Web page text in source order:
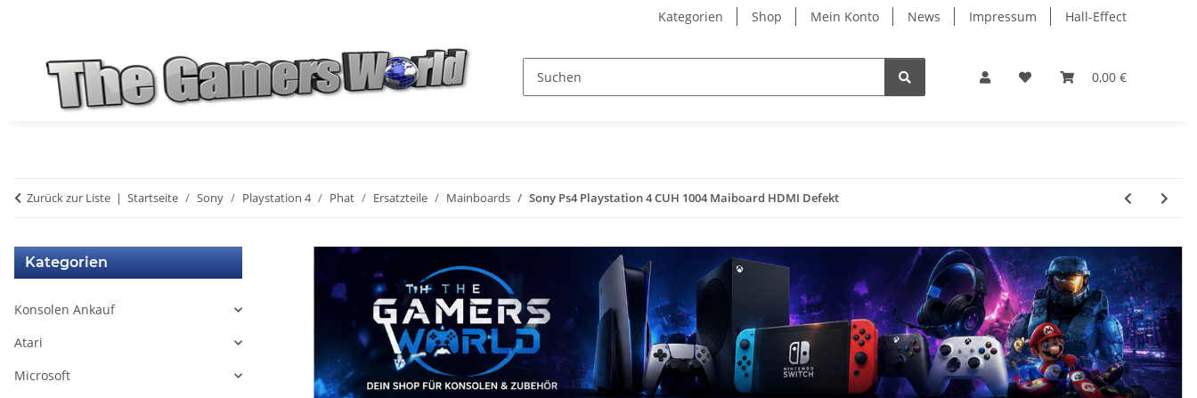
Kategorien Shop Mein Konto News Impressum Hall-Effect
0,00 €
Zurück zur Liste Startseite Sony Playstation 4 Phat Ersatzteile Mainboards Sony Ps4 Playstation 4 CUH 1004 Maiboard HDMI Defekt
Kategorien
Konsolen Ankauf
Atari
Microsoft